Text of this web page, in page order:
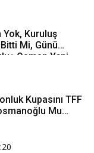
Yok, Kuruluş
Mi, Günü
Osman Yeni
Kupasını TFF
Mu